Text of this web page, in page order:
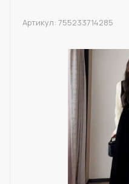
Артикул: 755233714285